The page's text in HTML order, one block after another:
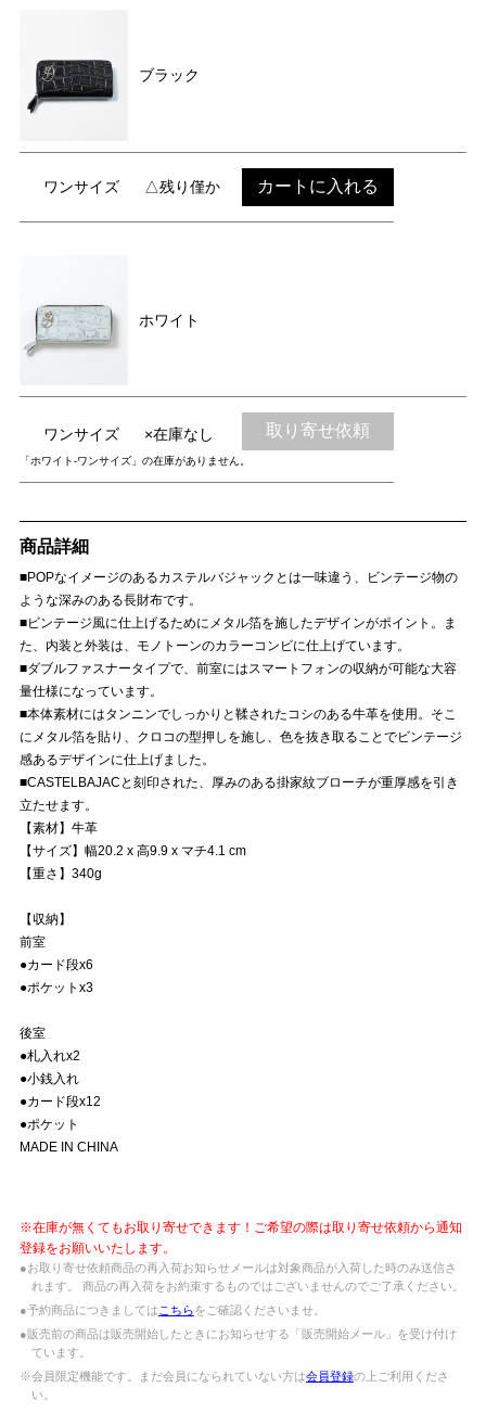
ブラック
ワンサイズ △残り僅か カートに入れる
ホワイト
ワンサイズ ×在庫なし 取り寄せ依頼
「ホワイト-ワンサイズ」の在庫がありません。
商品詳細
■POPなイメージのあるカステルバジャックとは一味違う、ビンテージ物の
ような深みのある長財布です。
■ビンテージ風に仕上げるためにメタル箔を施したデザインがポイント。ま
た、内装と外装は、モノトーンのカラーコンビに仕上げています。
■ダブルファスナータイプで、前室にはスマートフォンの収納が可能な大容
量仕様になっています。
■本体素材にはタンニンでしっかりと鞣されたコシのある牛革を使用。そこ
にメタル箔を貼り、クロコの型押しを施し、色を抜き取ることでビンテージ
感あるデザインに仕上げました。
■CASTELBAJACと刻印された、厚みのある掛家紋ブローチが重厚感を引き
立たせます。
【素材】牛革
【サイズ】幅20.2 x 高9.9 x マチ4.1 cm
【重さ】340g
【収納】
前室
●カード段x6
●ポケットx3
後室
●札入れx2
●小銭入れ
●カード段x12
●ポケット
MADE IN CHINA
※在庫が無くてもお取り寄せできます！ご希望の際は取り寄せ依頼から通知
登録をお願いいたします。
●お取り寄せ依頼商品の再入荷お知らせメールは対象商品が入荷した時のみ送信さ
れます。 商品の再入荷をお約束するものではございませんのでご了承ください。
●予約商品につきましては こちらをご確認くださいませ。
●販売前の商品は販売開始したときにお知らせする「販売開始メール」を受け付け
ています。
※会員限定機能です。まだ会員になられていない方は会員登録の上ご利用くださ
い。